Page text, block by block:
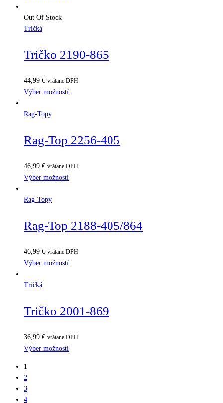
Out Of Stock
Tričká
Tričko 2190-865
44,99 € vrátane DPH
Výber možností
Rag-Topy
Rag-Top 2256-405
46,99 € vrátane DPH
Výber možností
Rag-Topy
Rag-Top 2188-405/864
46,99 € vrátane DPH
Výber možností
Tričká
Tričko 2001-869
36,99 € vrátane DPH
Výber možností
1
2
3
4